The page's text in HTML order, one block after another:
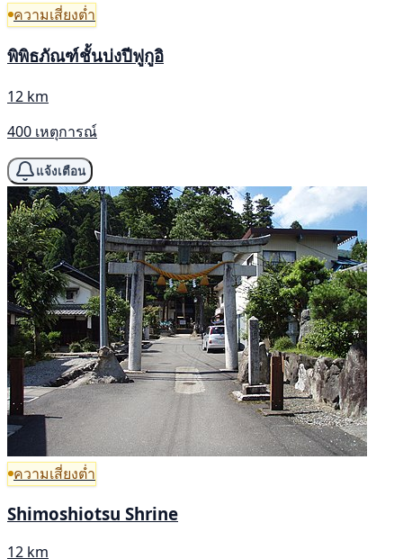
ความเสี่ยงต่ำ
พิพิธภัณฑ์ชั้นบ่งปีฟูกูอิ
12 km
400 เหตุการณ์
แจ้งเตือน
ความเสี่ยงต่ำ
Shimoshiotsu Shrine
12 km